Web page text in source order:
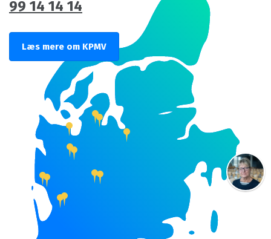
99 14 14 14
Læs mere om KPMV